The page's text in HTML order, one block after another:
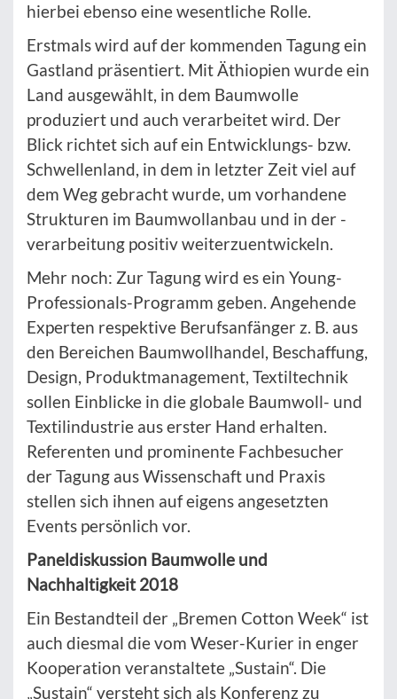
hierbei ebenso eine wesentliche Rolle.
Erstmals wird auf der kommenden Tagung ein
Gastland präsentiert. Mit Äthiopien wurde ein
Land ausgewählt, in dem Baumwolle
produziert und auch verarbeitet wird. Der
Blick richtet sich auf ein Entwicklungs- bzw.
Schwellenland, in dem in letzter Zeit viel auf
dem Weg gebracht wurde, um vorhandene
Strukturen im Baumwollanbau und in der -
verarbeitung positiv weiterzuentwickeln.
Mehr noch: Zur Tagung wird es ein Young-
Professionals-Programm geben. Angehende
Experten respektive Berufsanfänger z. B. aus
den Bereichen Baumwollhandel, Beschaffung,
Design, Produktmanagement, Textiltechnik
sollen Einblicke in die globale Baumwoll- und
Textilindustrie aus erster Hand erhalten.
Referenten und prominente Fachbesucher
der Tagung aus Wissenschaft und Praxis
stellen sich ihnen auf eigens angesetzten
Events persönlich vor.
Paneldiskussion Baumwolle und
Nachhaltigkeit 2018
Ein Bestandteil der „Bremen Cotton Week“ ist
auch diesmal die vom Weser-Kurier in enger
Kooperation veranstaltete „Sustain“. Die
„Sustain“ versteht sich als Konferenz zu